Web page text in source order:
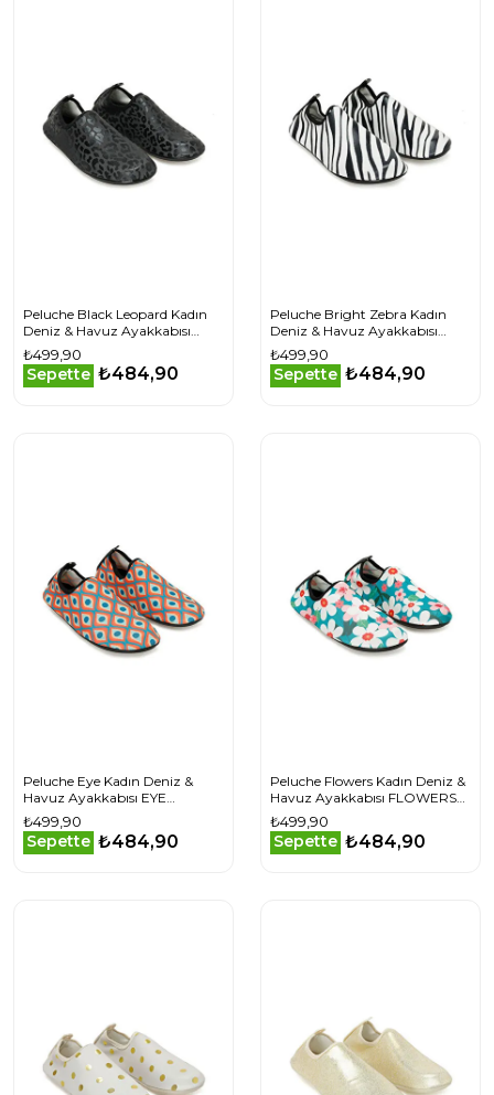
Peluche Black Leopard Kadın
Deniz & Havuz Ayakkabısı
BLACK-LEOPARD Siyah
₺499,90
Sepette ₺484,90
Peluche Bright Zebra Kadın
Deniz & Havuz Ayakkabısı
BRIGHT-ZEBRA Siyah
₺499,90
Sepette ₺484,90
Peluche Eye Kadın Deniz &
Havuz Ayakkabısı EYE
Turuncu
₺499,90
Sepette ₺484,90
Peluche Flowers Kadın Deniz &
Havuz Ayakkabısı FLOWERS
Renkli
₺499,90
Sepette ₺484,90